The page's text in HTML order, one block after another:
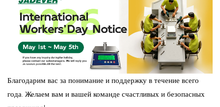
Благодарим вас за понимание и поддержку в течение всего
года. Желаем вам и вашей команде счастливых и безопасных